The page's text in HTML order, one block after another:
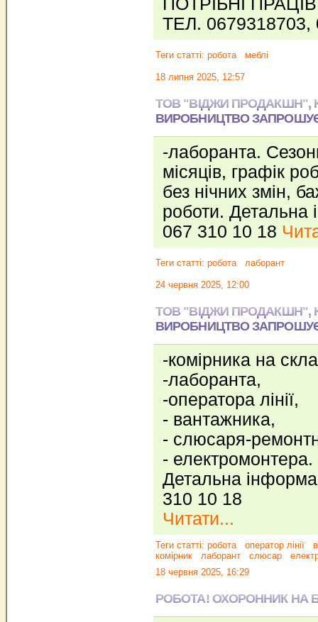
ПОТРІБНІ
ТЕЛ. 0679318703,
Теги статті: робота меблі
18 липня 2025, 12:57
ТОВ "ВІДЖИ ПРОДАКШН",
ВИРОБНИЦТВО
-лаборанта.
місяців, графік
без нічних змін,
роботи. Детальна
067 310 10 18
Теги статті: робота лаборант
24 червня 2025, 12:00
ТОВ "ВІДЖИ ПРОДАКШН",
ВИРОБНИЦТВО
-комірника на
-лаборанта,
-оператора лінії,
- вантажника,
- слюсаря-
- електромонтера.
Детальна
310 10 18
Читати...
Теги статті: робота оператор лінії
комірник
лаборант слюсар
18 червня 2025, 16:29
РОБОТА! ОХОРОННИК НА